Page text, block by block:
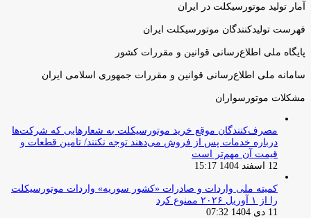
آمار تولید موتورسیکلت در ایران
فهرست تولیدکنندگان موتورسیکلت ایران
پایگاه ملی اطلاع‌رسانی قوانین و مقررات کشور
سامانه ملی اطلاع‌رسانی قوانین و مقررات جمهوری اسلامی ایران
مشکلات موتورسواران
مصرف‌کنندگان موقع خرید موتورسیکلت به شعارهایی که شرکت‌ها
درباره خدمات پس از فروش می‌دهند توجه نکنند/ تامین قطعات و
قیمت آن مهم‌تر است
12 اسفند 1404 15:17
کمیته ملی واردات و صادرات «کشور سوریه» واردات موتورسیکلت
را از ۱ آوریل ۲۰۲۶ ممنوع کرد
11 دی 1404 07:32